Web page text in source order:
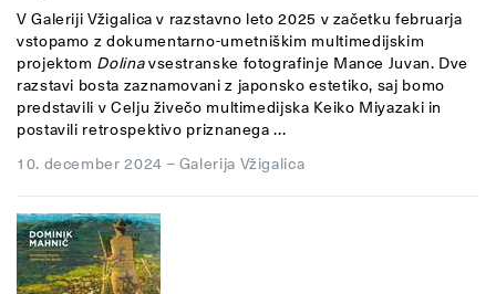
V Galeriji Vžigalica v razstavno leto 2025 v začetku februarja
vstopamo z dokumentarno-umetniškim multimedijskim
projektom Dolinavsestranske fotografinje Mance Juvan. Dve
razstavi bosta zaznamovani z japonsko estetiko, saj bomo
predstavili v Celju živečo multimedijska Keiko Miyazaki in
postavili retrospektivo priznanega ...
10. december 2024 – Galerija Vžigalica